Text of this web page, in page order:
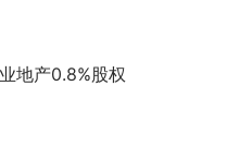
地产0.8%股权